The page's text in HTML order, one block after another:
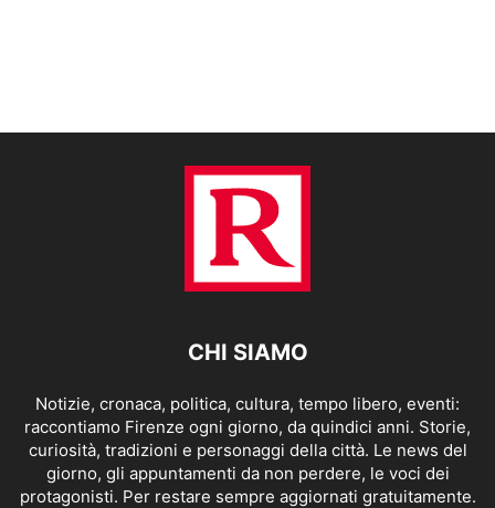
CHI SIAMO
Notizie, cronaca, politica, cultura, tempo libero, eventi:
raccontiamo Firenze ogni giorno, da quindici anni. Storie,
curiosità, tradizioni e personaggi della città. Le news del
giorno, gli appuntamenti da non perdere, le voci dei
protagonisti. Per restare sempre aggiornati gratuitamente.